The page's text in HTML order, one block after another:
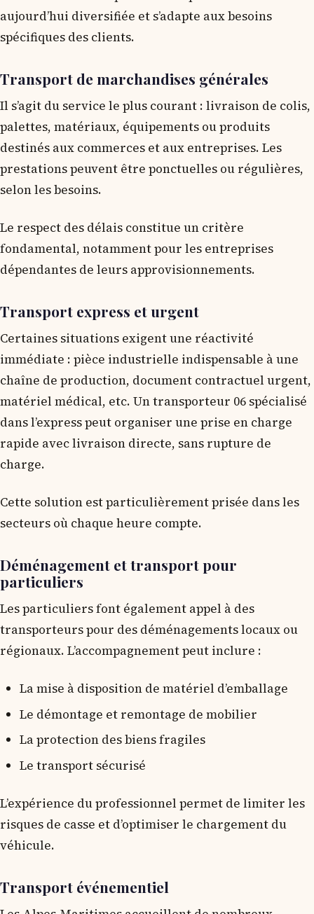
aujourd’hui diversifiée et s’adapte aux besoins
spécifiques des clients.
Transport de marchandises générales
Il s’agit du service le plus courant : livraison de colis,
palettes, matériaux, équipements ou produits
destinés aux commerces et aux entreprises. Les
prestations peuvent être ponctuelles ou régulières,
selon les besoins.
Le respect des délais constitue un critère
fondamental, notamment pour les entreprises
dépendantes de leurs approvisionnements.
Transport express et urgent
Certaines situations exigent une réactivité
immédiate : pièce industrielle indispensable à une
chaîne de production, document contractuel urgent,
matériel médical, etc. Un transporteur 06 spécialisé
dans l’express peut organiser une prise en charge
rapide avec livraison directe, sans rupture de
charge.
Cette solution est particulièrement prisée dans les
secteurs où chaque heure compte.
Déménagement et transport pour
particuliers
Les particuliers font également appel à des
transporteurs pour des déménagements locaux ou
régionaux. L’accompagnement peut inclure :
La mise à disposition de matériel d’emballage
Le démontage et remontage de mobilier
La protection des biens fragiles
Le transport sécurisé
L’expérience du professionnel permet de limiter les
risques de casse et d’optimiser le chargement du
véhicule.
Transport événementiel